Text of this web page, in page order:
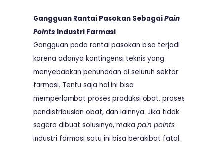
Gangguan Rantai Pasokan SebagaiPain
Points Industri Farmasi
Gangguan pada rantai pasokan bisa terjadi
karena adanya kontingensi teknis yang
menyebabkan penundaan di seluruh sektor
farmasi. Tentu saja hal ini bisa
memperlambat proses produksi obat, proses
pendistribusian obat, dan lainnya. Jika tidak
segera dibuat solusinya, maka pain points
industri farmasi satu ini bisa berakibat fatal.